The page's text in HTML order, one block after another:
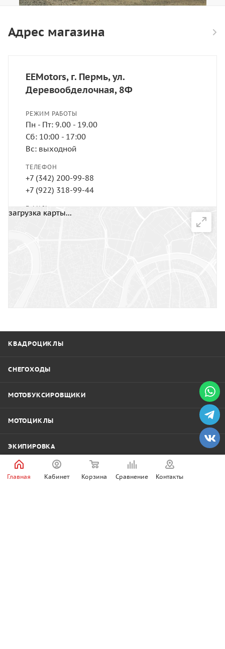
Адрес магазина
EEMotors, г. Пермь, ул.
Деревообделочная, 8Ф
РЕЖИМ РАБОТЫ
Пн - Пт: 9.00 - 19.00
Сб: 10:00 - 17:00
Вс: выходной
ТЕЛЕФОН
+7 (342) 200-99-88
+7 (922) 318-99-44
E-MAIL
eemotors@mail.ru
загрузка карты...
КВАДРОЦИКЛЫ
СНЕГОХОДЫ
МОТОБУКСИРОВЩИКИ
МОТОЦИКЛЫ
ЭКИПИРОВКА
Главная Кабинет Корзина Сравнение Контакты